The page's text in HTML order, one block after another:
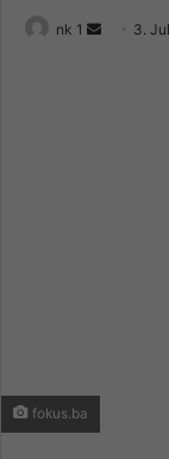
nk 1
Send 3.
fokus.ba